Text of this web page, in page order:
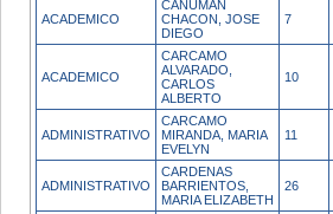
ACADEMICO
CANUMAN
CHACON, JOSE
DIEGO
7
ACADEMICO
CARCAMO
ALVARADO,
CARLOS
ALBERTO
10
ADMINISTRATIVO
CARCAMO
MIRANDA, MARIA
EVELYN
11
ADMINISTRATIVO
CARDENAS
BARRIENTOS,
MARIA ELIZABETH
26